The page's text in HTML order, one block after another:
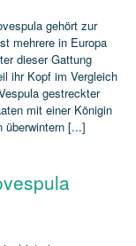
gehört zur
mehrere in Europa
dieser Gattung
ihr Kopf im Vergleich
gestreckter
mit einer Königin
überwintern [...]